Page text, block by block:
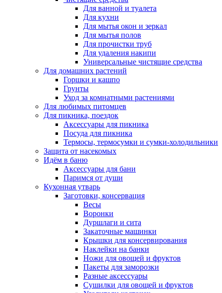
Для ванной и туалета
Для кухни
Для мытья окон и зеркал
Для мытья полов
Для прочистки труб
Для удаления накипи
Универсальные чистящие средства
Для домашних растений
Горшки и кашпо
Грунты
Уход за комнатными растениями
Для любимых питомцев
Для пикника, поездок
Аксессуары для пикника
Посуда для пикника
Термосы, термосумки и сумки-холодильники
Защита от насекомых
Идём в баню
Аксессуары для бани
Паримся от души
Кухонная утварь
Заготовки, консервация
Весы
Воронки
Дуршлаги и сита
Закаточные машинки
Крышки для консервирования
Наклейки на банки
Ножи для овощей и фруктов
Пакеты для заморозки
Разные аксессуары
Сушилки для овощей и фруктов